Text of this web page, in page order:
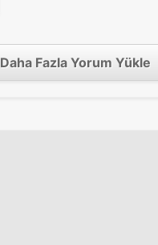
Daha Fazla Yorum Yükle